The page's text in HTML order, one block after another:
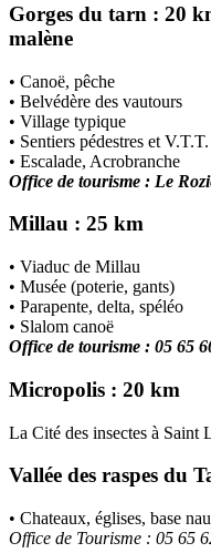
Gorges du tarn : 20
malène
• Canoë, pêche
• Belvédère des vautours
• Village typique
• Sentiers pédestres et V.T.T.
• Escalade, Acrobranche
Office de tourisme : Le
Millau : 25 km
• Viaduc de Millau
• Musée (poterie, gants)
• Parapente, delta, spéléo
• Slalom canoë
Office de tourisme : 05 65
Micropolis : 20 km
La Cité des insectes à Saint
Vallée des raspes du
• Chateaux, églises, base
Office de Tourisme : 05 65